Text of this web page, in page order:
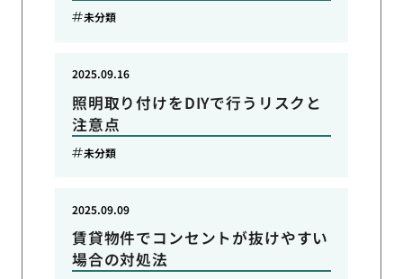
未分類
照明取り付けをDIYで行うリスクと
注意点
2025.09.16
未分類
賃貸物件でコンセントが抜けやすい
場合の対処法
2025.09.09